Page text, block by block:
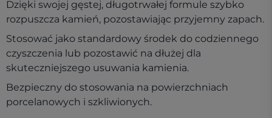
Dzięki swojej gęstej, długotrwałej formule szybko
rozpuszcza kamień, pozostawiając przyjemny zapach.
Stosować jako standardowy środek do codziennego
czyszczenia lub pozostawić na dłużej dla
skuteczniejszego usuwania kamienia.
Bezpieczny do stosowania na powierzchniach
porcelanowych i szkliwionych.